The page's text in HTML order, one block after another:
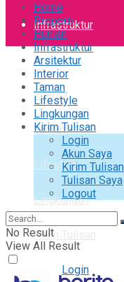
Infrastruktur
Arsitektur
Interior
Taman
Lifestyle
Lingkungan
Kirim Tulisan
Login
Home
Properti
Hunian
Infrastruktur
Arsitektur
Interior
Taman
Lifestyle
Lingkungan
Kirim Tulisan
Login
Akun Saya
Kirim Tulisan
Tulisan Saya
Logout
No Result
View All Result